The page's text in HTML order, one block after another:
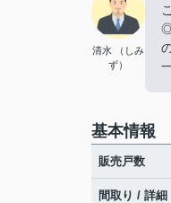
清水 （しみ
ず）
◎
基本情報
販売戸数
間取り / 詳細